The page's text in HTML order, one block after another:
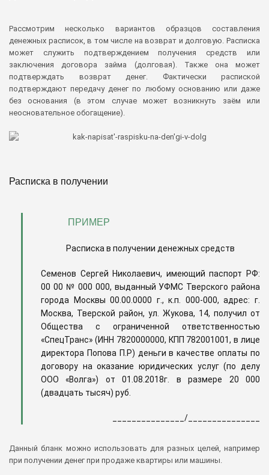
Рассмотрим несколько вариантов образцов составления
денежных расписок, в том числе на возврат и долговую. Расписка
может служить подтверждением получения средств или
заключения договора займа (долговая). Также она может
подтверждать возврат денег. Фактически распиской
подтверждают передачу денег по любому основанию или даже
без основания (в этом случае может возникнуть заём или
неосновательное обогащение).
Расписка в получении
ПРИМЕР
Расписка в получении денежных средств
Семенов Сергей Николаевич, имеющий паспорт РФ:
00 00 № 000 000, выданный УФМС Тверского района
города Москвы 00.00.0000 г., к.п. 000-000, адрес: г.
Москва, Тверской район, ул. Жукова, 14, получил от
Общества с ограниченной ответственностью
«СпецТранс» (ИНН 7820000000, КПП 782001001, в лице
директора Попова П.Р) деньги в качестве оплаты по
договору на оказание юридических услуг (по делу
ООО «Волга») от 01.08.2018г. в размере 20 000
(двадцать тысяч) руб.
_______________/_______________
Данный бланк можно использовать для разных целей, например
при получении денег при продаже квартиры или машины.